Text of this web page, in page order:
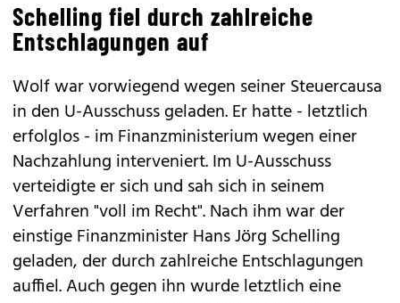
Schelling fiel durch zahlreiche
Entschlagungen auf
Wolf war vorwiegend wegen seiner Steuercausa
in den U-Ausschuss geladen. Er hatte - letztlich
erfolglos - im Finanzministerium wegen einer
Nachzahlung interveniert. Im U-Ausschuss
verteidigte er sich und sah sich in seinem
Verfahren "voll im Recht". Nach ihm war der
einstige Finanzminister Hans Jörg Schelling
geladen, der durch zahlreiche Entschlagungen
auffiel. Auch gegen ihn wurde letztlich eine